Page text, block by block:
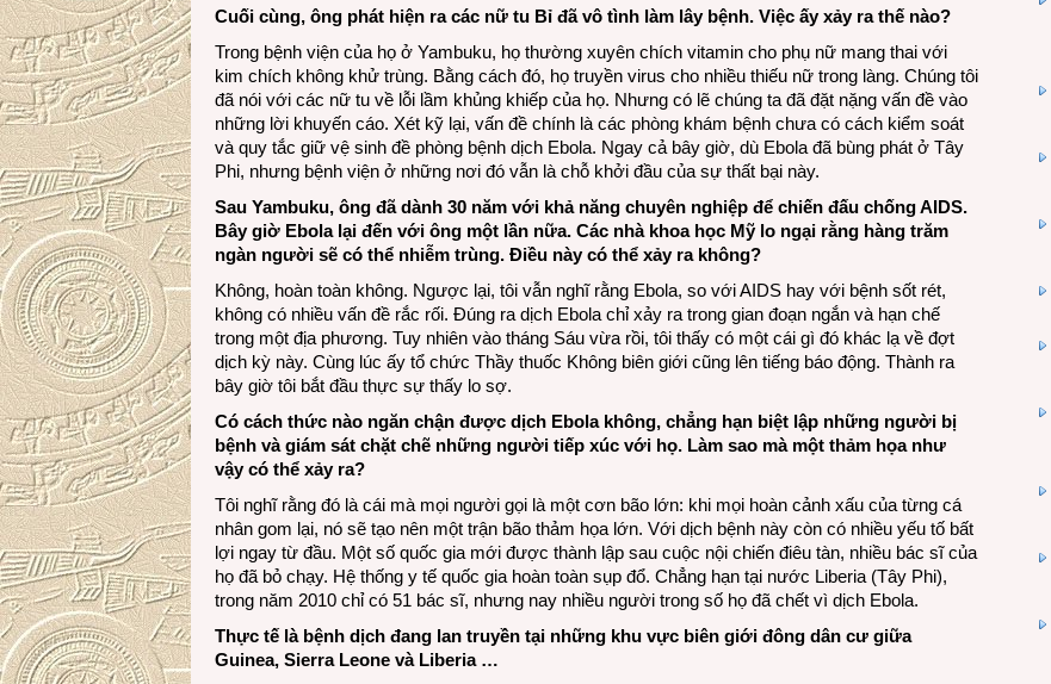
Cuối cùng, ông phát hiện ra các nữ tu Bỉ đã vô tình làm lây bệnh. Việc ấy xảy ra thế nào?
Trong bệnh viện của họ ở Yambuku, họ thường xuyên chích vitamin cho phụ nữ mang thai với
kim chích không khử trùng. Bằng cách đó, họ truyền virus cho nhiều thiếu nữ trong làng. Chúng tôi
đã nói với các nữ tu về lỗi lầm khủng khiếp của họ. Nhưng có lẽ chúng ta đã đặt nặng vấn đề vào
những lời khuyến cáo. Xét kỹ lại, vấn đề chính là các phòng khám bệnh chưa có cách kiểm soát
và quy tắc giữ vệ sinh đề phòng bệnh dịch Ebola. Ngay cả bây giờ, dù Ebola đã bùng phát ở Tây
Phi, nhưng bệnh viện ở những nơi đó vẫn là chỗ khởi đầu của sự thất bại này.
Sau Yambuku, ông đã dành 30 năm với khả năng chuyên nghiệp để chiến đấu chống AIDS.
Bây giờ Ebola lại đến với ông một lần nữa. Các nhà khoa học Mỹ lo ngại rằng hàng trăm
ngàn người sẽ có thể nhiễm trùng. Điều này có thể xảy ra không?
Không, hoàn toàn không. Ngược lại, tôi vẫn nghĩ rằng Ebola, so với AIDS hay với bệnh sốt rét,
không có nhiều vấn đề rắc rối. Đúng ra dịch Ebola chỉ xảy ra trong gian đoạn ngắn và hạn chế
trong một địa phương. Tuy nhiên vào tháng Sáu vừa rồi, tôi thấy có một cái gì đó khác lạ về đợt
dịch kỳ này. Cùng lúc ấy tổ chức Thầy thuốc Không biên giới cũng lên tiếng báo động. Thành ra
bây giờ tôi bắt đầu thực sự thấy lo sợ.
Có cách thức nào ngăn chận được dịch Ebola không, chẳng hạn biệt lập những người bị
bệnh và giám sát chặt chẽ những người tiếp xúc với họ. Làm sao mà một thảm họa như
vậy có thể xảy ra?
Tôi nghĩ rằng đó là cái mà mọi người gọi là một cơn bão lớn: khi mọi hoàn cảnh xấu của từng cá
nhân gom lại, nó sẽ tạo nên một trận bão thảm họa lớn. Với dịch bệnh này còn có nhiều yếu tố bất
lợi ngay từ đầu. Một số quốc gia mới được thành lập sau cuộc nội chiến điêu tàn, nhiều bác sĩ của
họ đã bỏ chạy. Hệ thống y tế quốc gia hoàn toàn sụp đổ. Chẳng hạn tại nước Liberia (Tây Phi),
trong năm 2010 chỉ có 51 bác sĩ, nhưng nay nhiều người trong số họ đã chết vì dịch Ebola.
Thực tế là bệnh dịch đang lan truyền tại những khu vực biên giới đông dân cư giữa
Guinea, Sierra Leone và Liberia …